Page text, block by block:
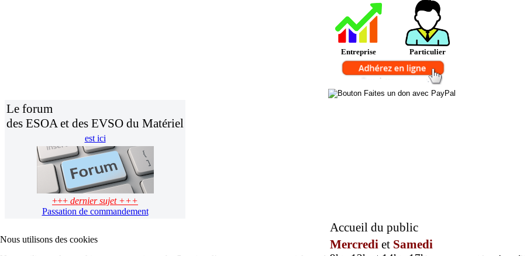
Entreprise Particulier
Le forum
des ESOA et des EVSO du Matériel
est ici
+++ dernier sujet +++
Passation de commandement
Accueil du public
Mercredi et Samedi
Nous utilisons des cookies